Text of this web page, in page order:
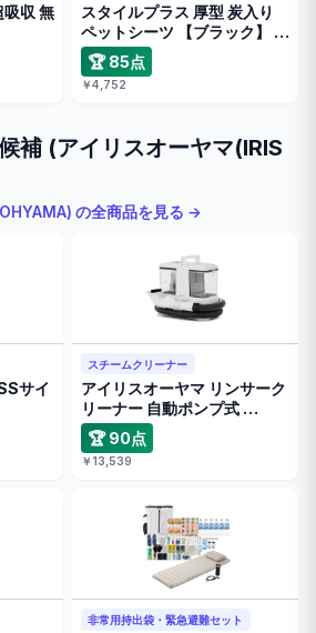
吸収 無
スタイルプラス 厚型 炭入り
ペットシーツ 【ブラック】 レ
…
🏆 85点
￥4,752
補 (アイリスオーヤマ(IRIS
の全商品を見る →
サイ
スチームクリーナー
アイリスオーヤマ リンサーク
リーナー 自動ポンプ式 …
🏆 90点
￥13,539
非常用持出袋・緊急避難セット